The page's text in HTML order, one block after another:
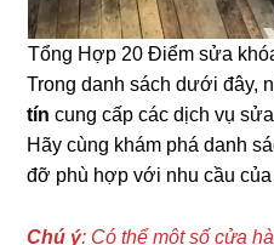
Tổng Hợp 20 Điểm sửa
Trong danh sách dưới đây,
tín cung cấp các dịch vụ
Hãy cùng khám phá danh
đỡ phù hợp với nhu cầu của
Chú ý: Có thể một số cửa